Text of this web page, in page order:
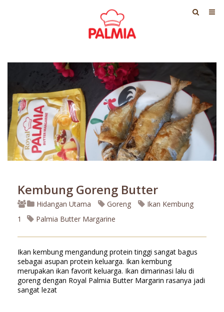
Kembung Goreng Butter
1
Hidangan Utama Goreng
Ikan Kembung
Palmia Butter Margarine
Ikan kembung mengandung protein tinggi sangat bagus
sebagai asupan protein keluarga. Ikan kembung
merupakan ikan favorit keluarga. Ikan dimarinasi lalu di
goreng dengan Royal Palmia Butter Margarin rasanya jadi
sangat lezat